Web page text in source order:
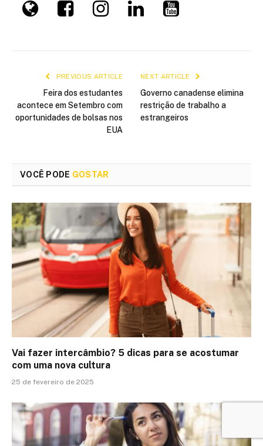
PREVIOUS ARTICLE
Feira dos estudantes
acontece em Setembro com
oportunidades de bolsas nos
EUA
NEXT ARTICLE
Governo canadense elimina
restrição de trabalho a
estrangeiros
VOCÊ PODE GOSTAR
Vai fazer intercâmbio? 5 dicas para se acostumar
com uma nova cultura
25 de fevereiro de 2025